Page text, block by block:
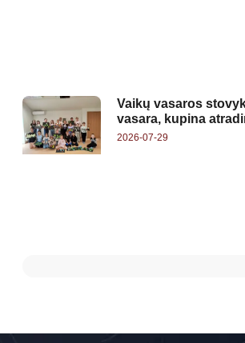
Vaikų vasaros
vasara, kupina
2026-07-29